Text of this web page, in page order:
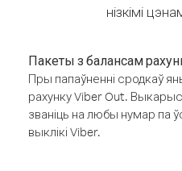
нізкімі
Пакеты з балансам
Пры папаўненні сродкаў
рахунку Viber Out.
званіць на любы нумар па
выклікі Viber.